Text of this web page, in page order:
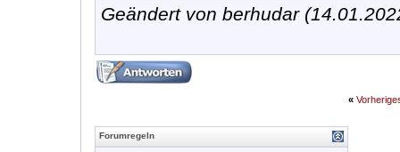
Geändert von berhudar
«
Forumregeln